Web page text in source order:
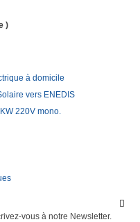
)
à domicile
vers ENEDIS
220V mono.

vous à notre Newsletter.